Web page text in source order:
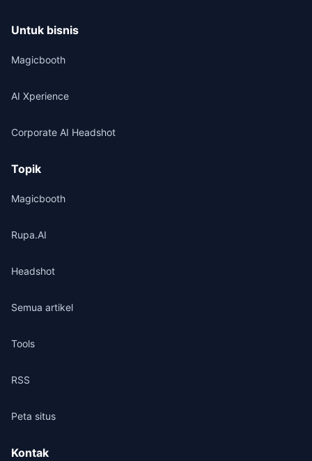
Untuk bisnis
Magicbooth
AI Xperience
Corporate AI Headshot
Topik
Magicbooth
Rupa.AI
Headshot
Semua artikel
Tools
RSS
Peta situs
Kontak